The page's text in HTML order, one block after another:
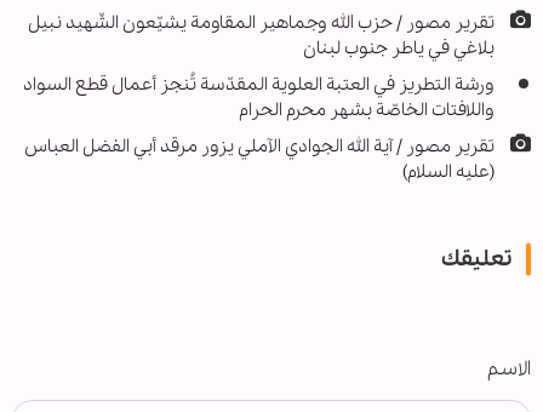
تقرير مصور / حزب الله وجماهير المقاومة يشيّعون الشّهيد نبيل
بلاغي في ياطر جنوب لبنان
ورشة التطريز في العتبة العلوية المقدّسة تُنجز أعمال قطع السواد
واللافتات الخاصّة بشهر محرم الحرام
تقرير مصور / آية الله الجوادي الآملي يزور مرقد أبي الفضل العباس
(عليه السلام)
تعليقك
الاسم